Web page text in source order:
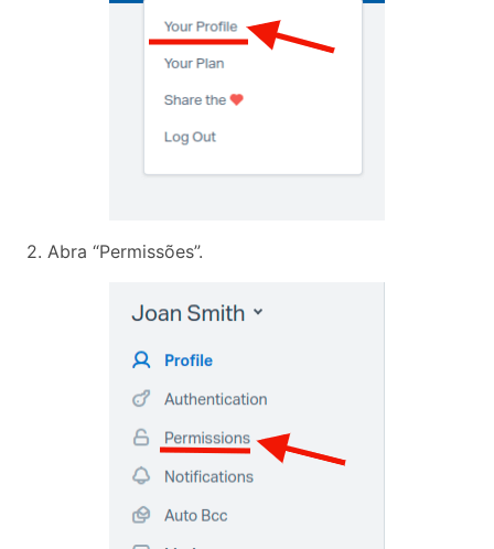
2. Abra “Permissões”.